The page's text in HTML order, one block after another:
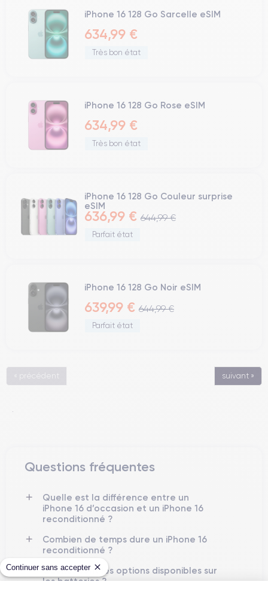
Continuer sans accepter
iPhone 16 128 Go Sarcelle eSIM
634,99 €
Très bon état
iPhone 16 128 Go Rose eSIM
634,99 €
Très bon état
iPhone 16 128 Go Couleur surprise
eSIM
636,99 € 644,99 €
Parfait état
iPhone 16 128 Go Noir eSIM
639,99 € 644,99 €
Parfait état
« précédent suivant »
.
Questions fréquentes
Quelle est la différence entre un
iPhone 16 d’occasion et un iPhone 16
reconditionné ?
Combien de temps dure un iPhone 16
reconditionné ?
Quelles sont les options disponibles sur
les batteries ?